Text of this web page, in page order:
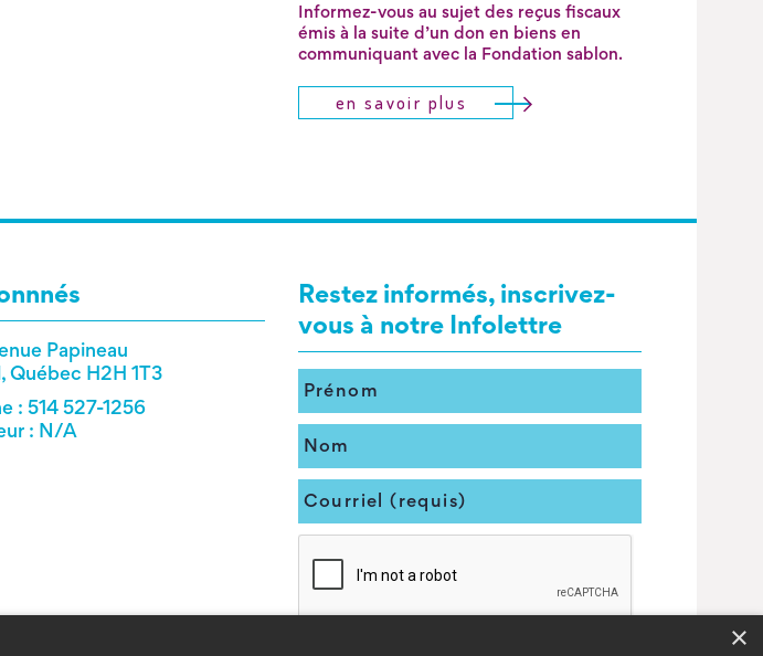
Informez-vous au sujet des reçus fiscaux
émis à la suite d’un don en biens en
communiquant avec la Fondation sablon.
en savoir plus
Papineau
Québec H2H 1T3
: 514 527-1256
: N/A
Restez informés, inscrivez-
vous à notre Infolettre
×